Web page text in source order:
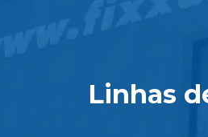
Linhas